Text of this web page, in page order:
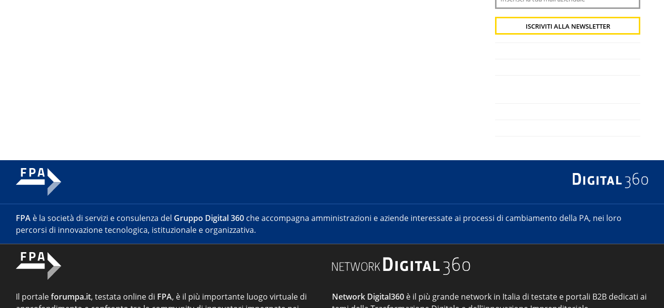
FPA è la società di servizi e consulenza del Gruppo Digital 360 che accompagna amministrazioni e aziende interessate ai processi di cambiamento della PA, nei loro
percorsi di innovazione tecnologica, istituzionale e organizzativa.
Il portaleforumpa.it, testata online di FPA, è il più importante luogo virtuale di
Network Digital360 è il più grande network in Italia di testate e portali B2B dedicati ai